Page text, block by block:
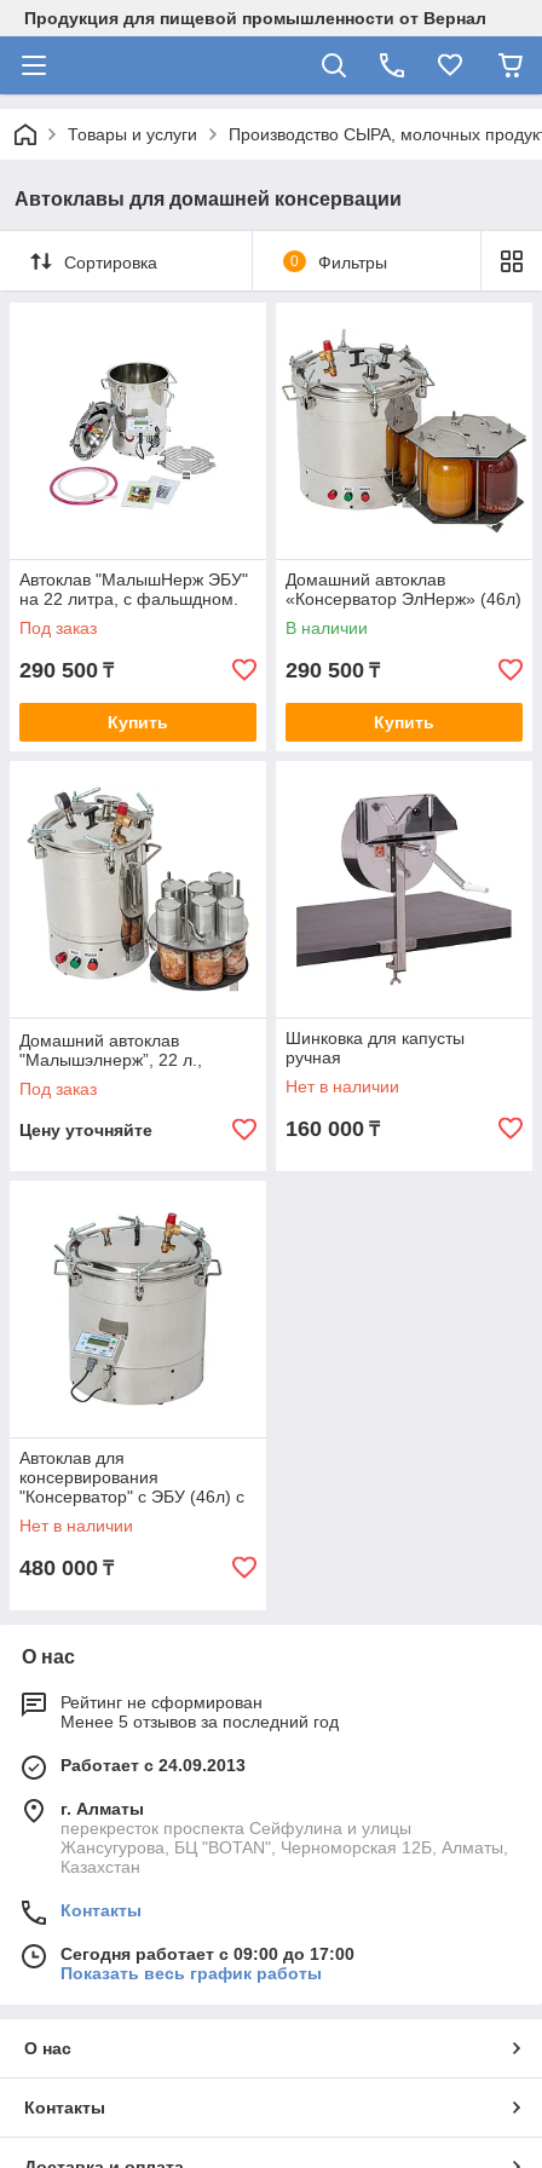
Продукция для пищевой промышленности от Вернал
Товары и услуги Производство СЫРА, молочных
Автоклавы для домашней консервации
Сортировка 0 Фильтры
Автоклав "МалышНерж ЭБУ"
на 22 литра, c фальшдном.
Под заказ
290 500 ₸
Купить
Домашний автоклав
«Консерватор ЭлНерж» (46л)
В наличии
290 500 ₸
Купить
Домашний автоклав
"Малышэлнерж”, 22 л.,
Под заказ
Цену уточняйте
Шинковка для капусты
ручная
Нет в наличии
160 000 ₸
Автоклав для
консервирования
"Консерватор" с ЭБУ (46л) с
фальшдном
Нет в наличии
480 000 ₸
О нас
Рейтинг не сформирован
Менее 5 отзывов за последний год
Работает с 24.09.2013
г. Алматы
перекресток проспекта Сейфулина и улицы
Жансугурова, БЦ "BOTAN", Черноморская 12Б, Алматы,
Казахстан
Контакты
Сегодня работает с 09:00 до 17:00
Показать весь график работы
О нас
Контакты